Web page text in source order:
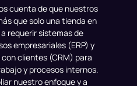
cuenta de que nuestros
que solo una tienda en
requerir sistemas de
empresariales (ERP) y
clientes (CRM) para
y procesos internos.
nuestro enfoque y a